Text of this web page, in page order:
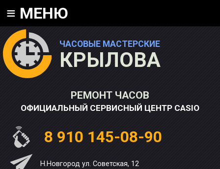
ЧАСОВЫЕ МАСТЕРСКИЕ
КРЫЛОВА
РЕМОНТ ЧАСОВ
ОФИЦИАЛЬНЫЙ СЕРВИСНЫЙ ЦЕНТР CASIO
8 910 145-08-90
Н.Новгород ул. Советская, 12
≡ МЕНЮ